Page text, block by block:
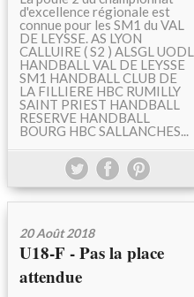
d'excellence régionale est
connue pour les SM1 du VAL
DE LEYSSE. AS LYON
CALLUIRE ( S2 ) ALSGL UODL
HANDBALL VAL DE LEYSSE
SM1 HANDBALL CLUB DE
LA FILLIERE HBC RUMILLY
SAINT PRIEST HANDBALL
RESERVE HANDBALL
BOURG HBC SALLANCHES...
20 Août 2018
U18-F - Pas la place
attendue